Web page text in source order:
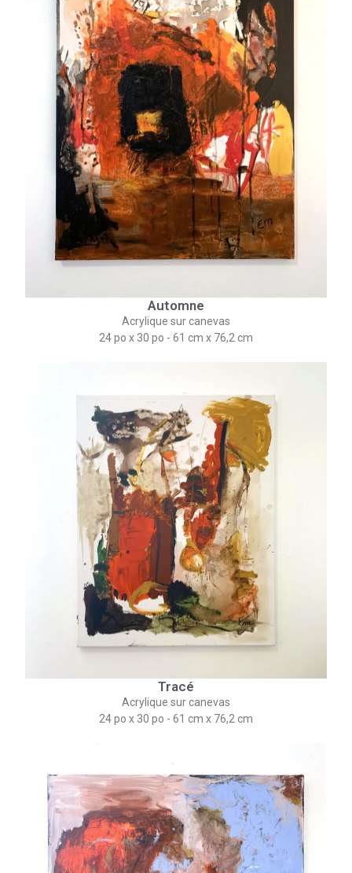
Automne
Acrylique sur canevas
24 po x 30 po - 61 cm x 76,2 cm​
Tracé
Acrylique sur canevas
24 po x 30 po - 61 cm x 76,2 cm​